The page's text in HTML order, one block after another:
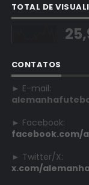
TOTAL DE
CONTATOS
► E-mail:
► Facebook:
facebook.com/
► Twitter/X:
x.com/